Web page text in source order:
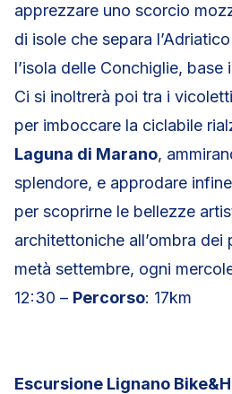
apprezzare uno scorcio
di isole che separa
l’isola delle Conchiglie, base
Ci si inoltrerà poi tra i
per imboccare la ciclabile
Laguna di Marano,
splendore, e approdare
per scoprirne le bellezze
architettoniche all’ombra dei
metà settembre, ogni
12:30 – Percorso: 17km
Escursione Lignano